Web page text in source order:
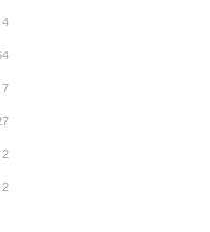
4
7
2
2